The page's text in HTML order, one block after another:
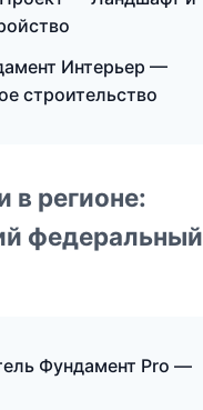
Интерьер —
строительство
в регионе:
федеральный
Фундамент Pro —